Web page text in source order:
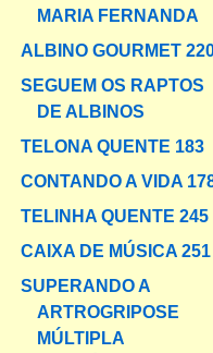
MARIA FERNANDA
ALBINO GOURMET
SEGUEM OS RAPTOS
DE ALBINOS
TELONA QUENTE 183
CONTANDO A VIDA
TELINHA QUENTE 245
CAIXA DE MÚSICA 251
SUPERANDO A
ARTROGRIPOSE
MÚLTIPLA